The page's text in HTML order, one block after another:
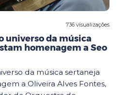
736 visualizações
universo da música
homenagem a Seo
da música sertaneja
a Oliveira Alves Fontes,